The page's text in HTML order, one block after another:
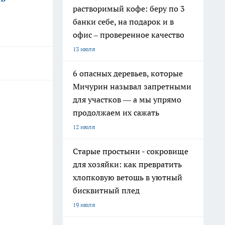
растворимый кофе: беру по 3
банки себе, на подарок и в
офис – проверенное качество
13 июля
6 опасных деревьев, которые
Мичурин называл запретными
для участков — а мы упрямо
продолжаем их сажать
12 июля
Старые простыни - сокровище
для хозяйки: как превратить
хлопковую ветошь в уютный
бисквитный плед
19 июля